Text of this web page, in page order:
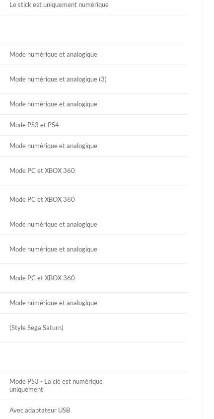
Le stick est uniquement numérique
Mode numérique et analogique
Mode numérique et analogique (3)
Mode numérique et analogique
Mode PS3 et PS4
Mode numérique et analogique
Mode PC et XBOX 360
Mode PC et XBOX 360
Mode numérique et analogique
Mode numérique et analogique
Mode PC et XBOX 360
Mode numérique et analogique
(Style Sega Saturn)
Mode PS3 - La clé est numérique
uniquement
Avec adaptateur USB